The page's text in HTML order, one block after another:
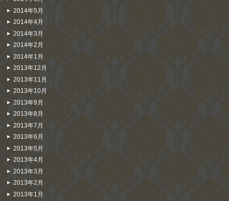
2014年5月
2014年4月
2014年3月
2014年2月
2014年1月
2013年12月
2013年11月
2013年10月
2013年9月
2013年8月
2013年7月
2013年6月
2013年5月
2013年4月
2013年3月
2013年2月
2013年1月